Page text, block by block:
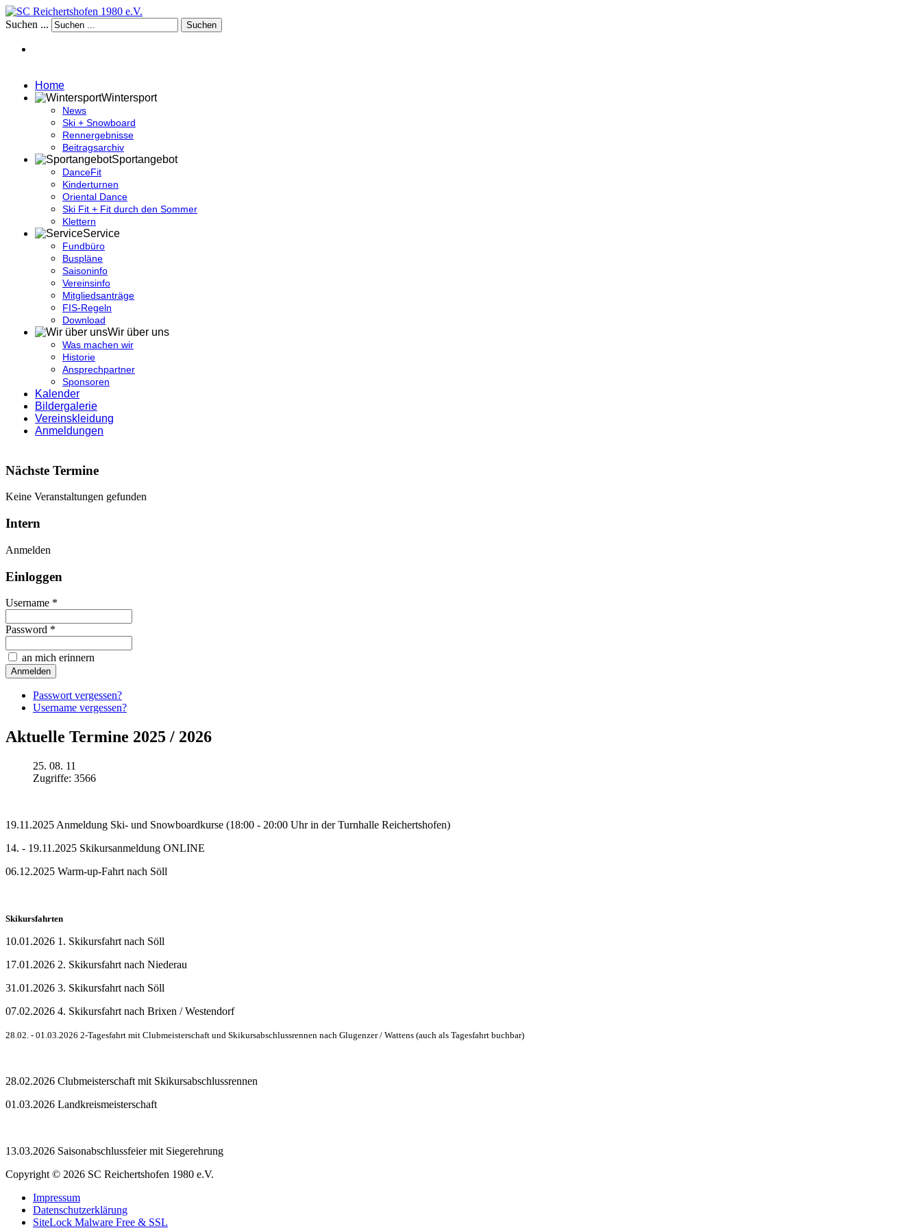
Suchen ... Suchen
Home
Wintersport
News
Ski + Snowboard
Rennergebnisse
Beitragsarchiv
Sportangebot
DanceFit
Kinderturnen
Oriental Dance
Ski Fit + Fit durch den Sommer
Klettern
Service
Fundbüro
Buspläne
Saisoninfo
Vereinsinfo
Mitgliedsanträge
FIS-Regeln
Download
Wir über uns
Was machen wir
Historie
Ansprechpartner
Sponsoren
Kalender
Bildergalerie
Vereinskleidung
Anmeldungen
Nächste Termine
Keine Veranstaltungen gefunden
Intern
Anmelden
Einloggen
Username *
Password *
an mich erinnern
Passwort vergessen?
Username vergessen?
Aktuelle Termine 2025 / 2026
25. 08. 11
Zugriffe: 3566
19.11.2025 Anmeldung Ski- und Snowboardkurse (18:00 - 20:00 Uhr in der Turnhalle Reichertshofen)
14. - 19.11.2025 Skikursanmeldung ONLINE
06.12.2025 Warm-up-Fahrt nach Söll
Skikursfahrten
10.01.2026 1. Skikursfahrt nach Söll
17.01.2026 2. Skikursfahrt nach Niederau
31.01.2026 3. Skikursfahrt nach Söll
07.02.2026 4. Skikursfahrt nach Brixen / Westendorf
28.02. - 01.03.2026 2-Tagesfahrt mit Clubmeisterschaft und Skikursabschlussrennen nach Glugenzer / Wattens (auch als Tagesfahrt buchbar)
28.02.2026 Clubmeisterschaft mit Skikursabschlussrennen
01.03.2026 Landkreismeisterschaft
13.03.2026 Saisonabschlussfeier mit Siegerehrung
Copyright © 2026 SC Reichertshofen 1980 e.V.
Impressum
Datenschutzerklärung
SiteLock Malware Free & SSL